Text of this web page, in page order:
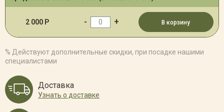
2 000 Р - + В корзину
% Действуют дополнительные скидки, при посадке нашими
специалистами
Доставка
Узнать о доставке